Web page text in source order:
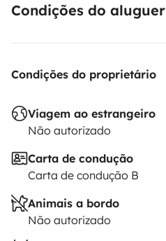
Condições do aluguer
Condições do proprietário
Viagem ao estrangeiro
Não autorizado
Carta de condução
Carta de condução B
Animais a bordo
Não autorizado